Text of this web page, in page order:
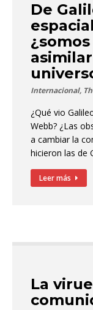
De
Internacional,
¿Qué vio
Webb? ¿Las
a cambiar la
hicieron las de
Leer más
La